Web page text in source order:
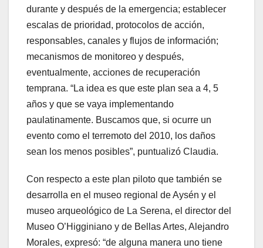
durante y después de la emergencia; establecer
escalas de prioridad, protocolos de acción,
responsables, canales y flujos de información;
mecanismos de monitoreo y después,
eventualmente, acciones de recuperación
temprana. “La idea es que este plan sea a 4, 5
años y que se vaya implementando
paulatinamente. Buscamos que, si ocurre un
evento como el terremoto del 2010, los daños
sean los menos posibles”, puntualizó Claudia.
Con respecto a este plan piloto que también se
desarrolla en el museo regional de Aysén y el
museo arqueológico de La Serena, el director del
Museo O’Higginiano y de Bellas Artes, Alejandro
Morales, expresó: “de alguna manera uno tiene